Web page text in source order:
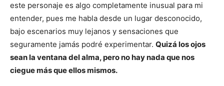
este personaje es algo completamente inusual para mi
entender, pues me habla desde un lugar desconocido,
bajo escenarios muy lejanos y sensaciones que
seguramente jamás podré experimentar. Quizá los ojos
sean la ventana del alma, pero no hay nada que nos
ciegue más que ellos mismos.